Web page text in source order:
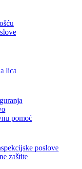
lica
pomoć